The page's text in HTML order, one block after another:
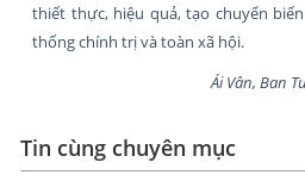
thiết thực, hiệu quả, tạo chuyển
thống chính trị và toàn xã hội.
Ái Vân, Ban
Tin cùng chuyên mục